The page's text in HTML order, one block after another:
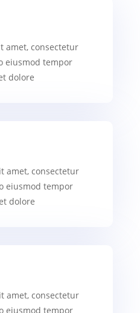
amet, consectetur
eiusmod tempor
dolore
amet, consectetur
eiusmod tempor
dolore
amet, consectetur
eiusmod tempor